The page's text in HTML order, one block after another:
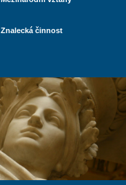
Znalecká činnost